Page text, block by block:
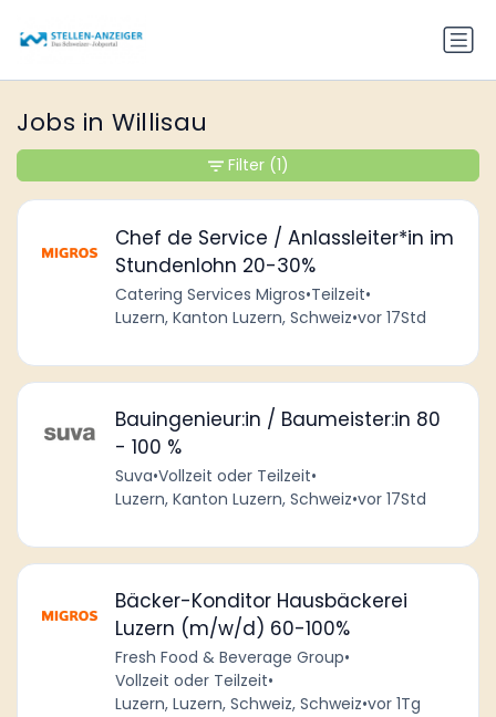
Jobs in Willisau
Chef de Service / Anlassleiter*in im
Stundenlohn 20-30%
Catering Services Migros•Teilzeit•
Luzern, Kanton Luzern, Schweiz•vor 17Std
Bauingenieur:in / Baumeister:in 80
- 100 %
Suva•Vollzeit oder Teilzeit•
Luzern, Kanton Luzern, Schweiz•vor 17Std
Bäcker-Konditor Hausbäckerei
Luzern (m/w/d) 60-100%
Fresh Food & Beverage Group•
Vollzeit oder Teilzeit•
Luzern, Luzern, Schweiz, Schweiz•vor 1Tg
Filter (1)